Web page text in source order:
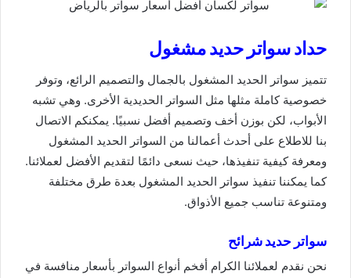
حداد سواتر حديد مشغول
تتميز سواتر الحديد المشغول بالجمال والتصميم الرائع، وتوفر
خصوصية كاملة مثلها مثل السواتر الحديدية الأخرى. وهي تشبه
الأبواب، لكن بوزن أخف وتصميم أفضل نسبيًا. يمكنكم الاتصال
بنا للاطلاع على أحدث أعمالنا من السواتر الحديد المشغول
ومعرفة كيفية تنفيذها، حيث نسعى دائمًا لتقديم الأفضل لعملائنا.
كما يمكننا تنفيذ سواتر الحديد المشغول بعدة طرق مختلفة
ومتنوعة تناسب جميع الأذواق.
سواتر حديد شرائح
نحن نقدم لعملائنا الكرام أفخم أنواع السواتر بأسعار منافسة في